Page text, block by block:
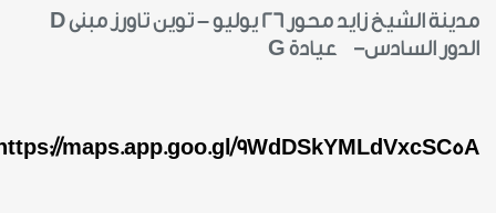
مدينة الشيخ زايد محور 26 يوليو – توين تاورز مبنى
D
الدور السادس- عيادةG
https://maps.app.goo.gl/9WdDSkYMLdVxcSC5A